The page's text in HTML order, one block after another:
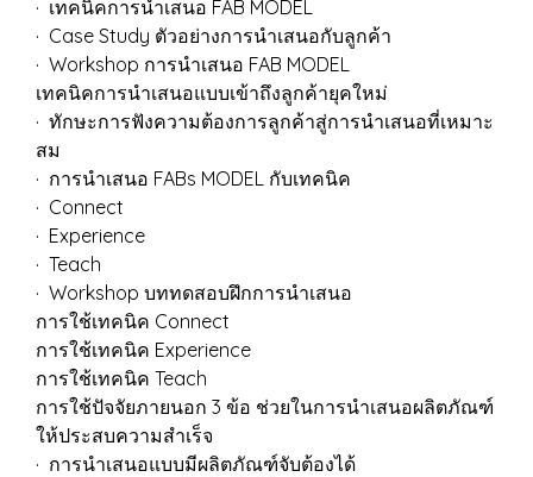
· เทคนิคการนำเสนอ FAB MODEL
· Case Study ตัวอย่างการนำเสนอกับลูกค้า
· Workshop การนำเสนอ FAB MODEL
เทคนิคการนำเสนอแบบเข้าถึงลูกค้ายุคใหม่
· ทักษะการฟังความต้องการลูกค้าสู่การนำเสนอที่เหมาะ
สม
· การนำเสนอ FABs MODEL กับเทคนิค
· Connect
· Experience
· Teach
· Workshop บททดสอบฝึกการนำเสนอ
การใช้เทคนิค Connect
การใช้เทคนิค Experience
การใช้เทคนิค Teach
การใช้ปัจจัยภายนอก 3 ข้อ ช่วยในการนำเสนอผลิตภัณฑ์
ให้ประสบความสำเร็จ
· การนำเสนอแบบมีผลิตภัณฑ์จับต้องได้